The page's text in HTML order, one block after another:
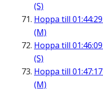
(S)
Hoppa till 01:44:29
(M)
Hoppa till 01:46:09
(S)
Hoppa till 01:47:17
(M)